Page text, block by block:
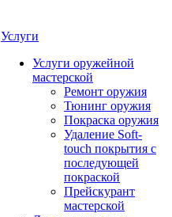
Услуги
Услуги оружейной
мастерской
Ремонт оружия
Тюнинг оружия
Покраска оружия
Удаление Soft-
touch покрытия с
последующей
покраской
Прейскурант
мастерской